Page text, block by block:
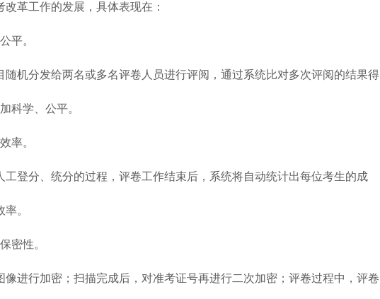
革工作的发展，具体表现在：
平。
分发给两名或多名评卷人员进行评阅，通过系统比对多次评阅的结果得
科学、公平。
率。
分、统分的过程，评卷工作结束后，系统将自动统计出每位考生的成
。
密性。
行加密；扫描完成后，对准考证号再进行二次加密；评卷过程中，评卷